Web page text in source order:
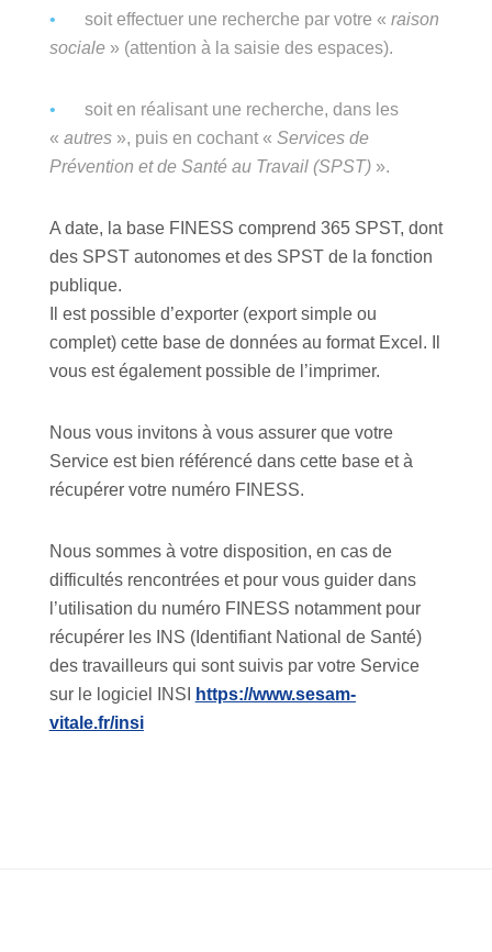
soit effectuer une recherche par votre « raison
sociale» (attention à la saisie des espaces).
soit en réalisant une recherche, dans les
« autres», puis en cochant « Services de
Prévention et de Santé au Travail (SPST)».
A date, la base FINESS comprend 365 SPST, dont
des SPST autonomes et des SPST de la fonction
publique.
Il est possible d’exporter (export simple ou
complet) cette base de données au format Excel. Il
vous est également possible de l’imprimer.
Nous vous invitons à vous assurer que votre
Service est bien référencé dans cette base et à
récupérer votre numéro FINESS.
Nous sommes à votre disposition, en cas de
difficultés rencontrées et pour vous guider dans
l’utilisation du numéro FINESS notamment pour
récupérer les INS (Identifiant National de Santé)
des travailleurs qui sont suivis par votre Service
sur le logiciel INSI
https://www.sesam-
vitale.fr/insi